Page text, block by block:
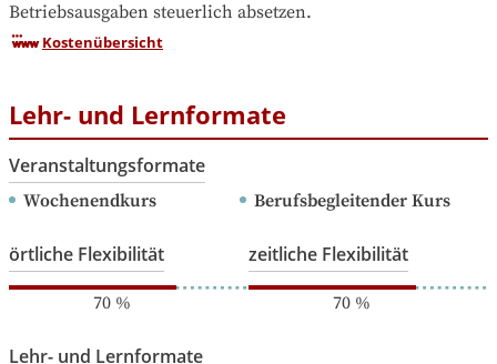
Betriebsausgaben steuerlich absetzen.
Kostenübersicht
Lehr- und Lernformate
Veranstaltungsformate
Wochenendkurs Berufsbegleitender Kurs
örtliche Flexibilität
70%
zeitliche Flexibilität
70%
Lehr- und Lernformate